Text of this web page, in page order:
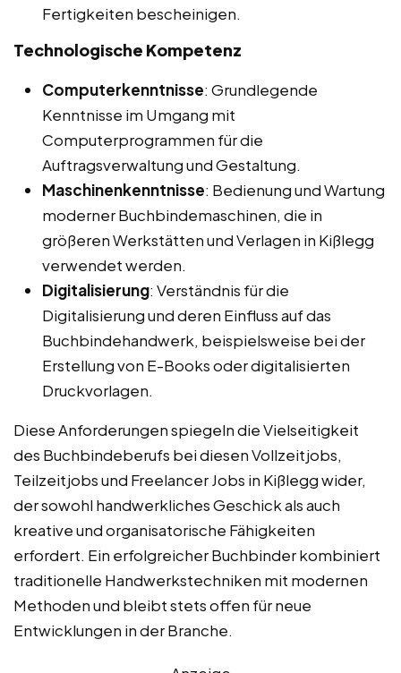
Fertigkeiten bescheinigen.
Technologische Kompetenz
Computerkenntnisse: Grundlegende
Kenntnisse im Umgang mit
Computerprogrammen für die
Auftragsverwaltung und Gestaltung.
Maschinenkenntnisse: Bedienung und Wartung
moderner Buchbindemaschinen, die in
größeren Werkstätten und Verlagen in Kißlegg
verwendet werden.
Digitalisierung: Verständnis für die
Digitalisierung und deren Einfluss auf das
Buchbindehandwerk, beispielsweise bei der
Erstellung von E-Books oder digitalisierten
Druckvorlagen.
Diese Anforderungen spiegeln die Vielseitigkeit
des Buchbindeberufs bei diesen Vollzeitjobs,
Teilzeitjobs und Freelancer Jobs in Kißlegg wider,
der sowohl handwerkliches Geschick als auch
kreative und organisatorische Fähigkeiten
erfordert. Ein erfolgreicher Buchbinder kombiniert
traditionelle Handwerkstechniken mit modernen
Methoden und bleibt stets offen für neue
Entwicklungen in der Branche.